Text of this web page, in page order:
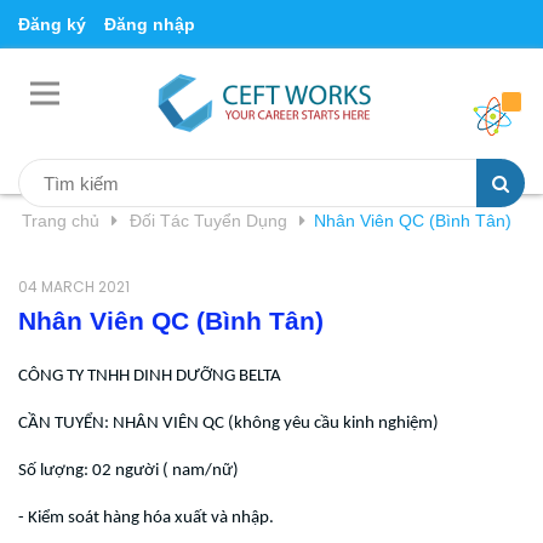
Đăng ký Đăng nhập
Trang chủ Đối Tác Tuyển Dụng Nhân Viên QC (Bình Tân)
04 MARCH 2021
Nhân Viên QC (Bình Tân)
CÔNG TY TNHH DINH DƯỠNG BELTA
CẦN TUYỂN: NHÂN VIÊN QC (không yêu cầu kinh nghiệm)
Số lượng: 02 người ( nam/nữ)
- Kiểm soát hàng hóa xuất và nhập.